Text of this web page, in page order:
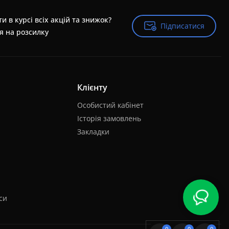
в курсі всіх акцій та знижок?
на розсилку
Підписатися
Підписатися
Клієнту
Особистий кабінет
Історія замовлень
Закладки